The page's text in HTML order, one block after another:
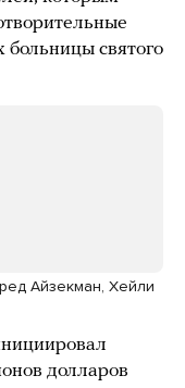
больницы святого
Айзекман, Хейли
долларов